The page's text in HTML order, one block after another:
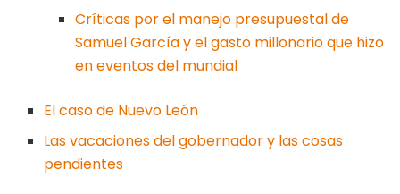
Críticas por el manejo presupuestal de
Samuel García y el gasto millonario que hizo
en eventos del mundial
El caso de Nuevo León
Las vacaciones del gobernador y las cosas
pendientes